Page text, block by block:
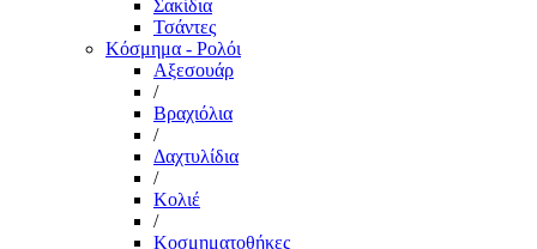
Σακίδια
Τσάντες
Κόσμημα - Ρολόι
Αξεσουάρ
/
Βραχιόλια
/
Δαχτυλίδια
/
Κολιέ
/
Κοσμηματοθήκες